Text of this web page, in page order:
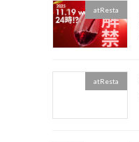
atResta
atResta